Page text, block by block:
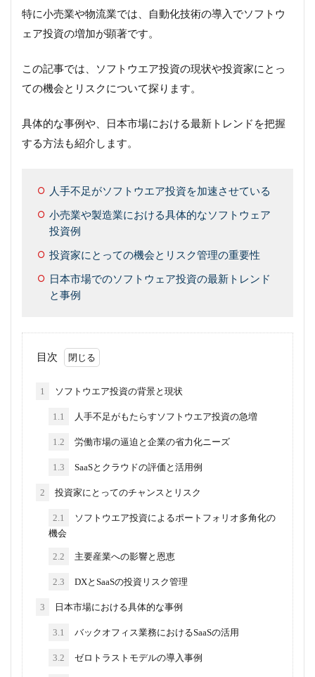
特に小売業や物流業では、自動化技術の導入でソフトウ
ェア投資の増加が顕著です。
この記事では、ソフトウエア投資の現状や投資家にとっ
ての機会とリスクについて探ります。
具体的な事例や、日本市場における最新トレンドを把握
する方法も紹介します。
人手不足がソフトウエア投資を加速させている
小売業や製造業における具体的なソフトウェア
投資例
投資家にとっての機会とリスク管理の重要性
日本市場でのソフトウェア投資の最新トレンド
と事例
目次
1 ソフトウエア投資の背景と現状
1.1 人手不足がもたらすソフトウエア投資の急増
1.2 労働市場の逼迫と企業の省力化ニーズ
1.3 SaaSとクラウドの評価と活用例
2 投資家にとってのチャンスとリスク
2.1
ソフトウエア投資によるポートフォリオ多角化の
機会
2.2 主要産業への影響と恩恵
2.3 DXとSaaSの投資リスク管理
3 日本市場における具体的な事例
3.1 バックオフィス業務におけるSaaSの活用
3.2 ゼロトラストモデルの導入事例